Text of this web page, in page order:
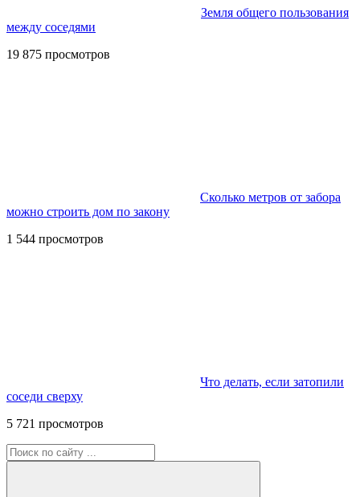
Земля общего пользования
между соседями
19 875 просмотров
Сколько метров от забора
можно строить дом по закону
1 544 просмотров
Что делать, если затопили
соседи сверху
5 721 просмотров